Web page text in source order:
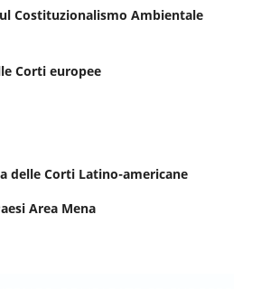
Costituzionalismo Ambientale
Corti europee
delle Corti Latino-americane
Area Mena